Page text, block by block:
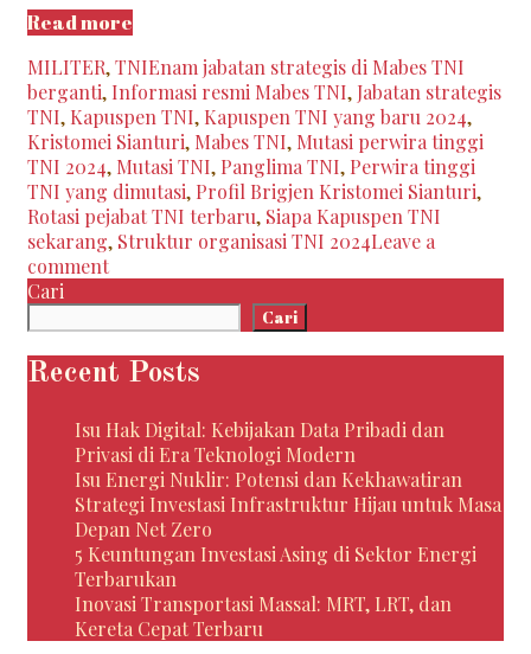
Read more
Sianturi
Jadi
Kapuspen
TNI,
Enam
Jabatan
Strategis
di
Mabes
TNI
Bergeser
Categories
MILITER,TNITags
Enam jabatan strategis di Mabes TNI
berganti, Informasi resmi Mabes TNI, Jabatan strategis
TNI, Kapuspen TNI, Kapuspen TNI yang baru 2024,
Kristomei Sianturi, Mabes TNI, Mutasi perwira tinggi
TNI 2024, Mutasi TNI, Panglima TNI, Perwira tinggi
TNI yang dimutasi, Profil Brigjen Kristomei Sianturi,
Rotasi pejabat TNI terbaru, Siapa Kapuspen TNI
sekarang, Struktur organisasi TNI 2024Leave a
comment
Cari
Cari
Recent Posts
Isu Hak Digital: Kebijakan Data Pribadi dan
Privasi di Era Teknologi Modern
Isu Energi Nuklir: Potensi dan Kekhawatiran
Strategi Investasi Infrastruktur Hijau untuk Masa
Depan Net Zero
5 Keuntungan Investasi Asing di Sektor Energi
Terbarukan
Inovasi Transportasi Massal: MRT, LRT, dan
Kereta Cepat Terbaru